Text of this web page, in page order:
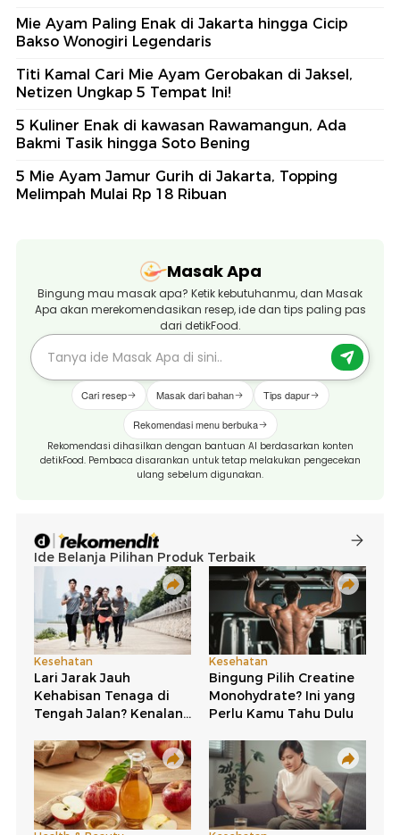
Mie Ayam Paling Enak di Jakarta hingga Cicip
Bakso Wonogiri Legendaris
Titi Kamal Cari Mie Ayam Gerobakan di Jaksel,
Netizen Ungkap 5 Tempat Ini!
5 Kuliner Enak di kawasan Rawamangun, Ada
Bakmi Tasik hingga Soto Bening
5 Mie Ayam Jamur Gurih di Jakarta, Topping
Melimpah Mulai Rp 18 Ribuan
Masak Apa
Bingung mau masak apa? Ketik kebutuhanmu, dan Masak
Apa akan merekomendasikan resep, ide dan tips paling pas
dari detikFood.
Cari resep Masak dari bahan Tips dapur
Rekomendasi menu berbuka
Rekomendasi dihasilkan dengan bantuan AI berdasarkan konten
detikFood. Pembaca disarankan untuk tetap melakukan pengecekan
ulang sebelum digunakan.